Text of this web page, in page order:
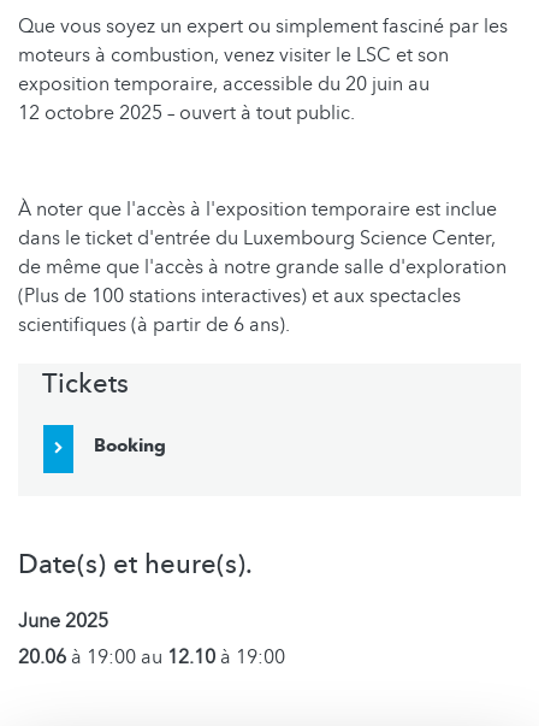
Que vous soyez un expert ou simplement fasciné par les
moteurs à combustion, venez visiter le LSC et son
exposition temporaire, accessible du 20 juin au
12 octobre 2025 – ouvert à tout public.
À noter que l'accès à l'exposition temporaire est inclue
dans le ticket d'entrée du Luxembourg Science Center,
de même que l'accès à notre grande salle d'exploration
(Plus de 100 stations interactives) et aux spectacles
scientifiques (à partir de 6 ans).
Tickets
Booking
Date(s) et heure(s).
June 2025
20.06 à 19:00 au 12.10 à 19:00